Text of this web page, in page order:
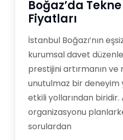
Boğaz’da
Fiyatları
İstanbul Boğazı’nın
kurumsal davet
prestijini artırmanın ve
unutulmaz bir deneyim
etkili yollarından
organizasyonu
sorulardan